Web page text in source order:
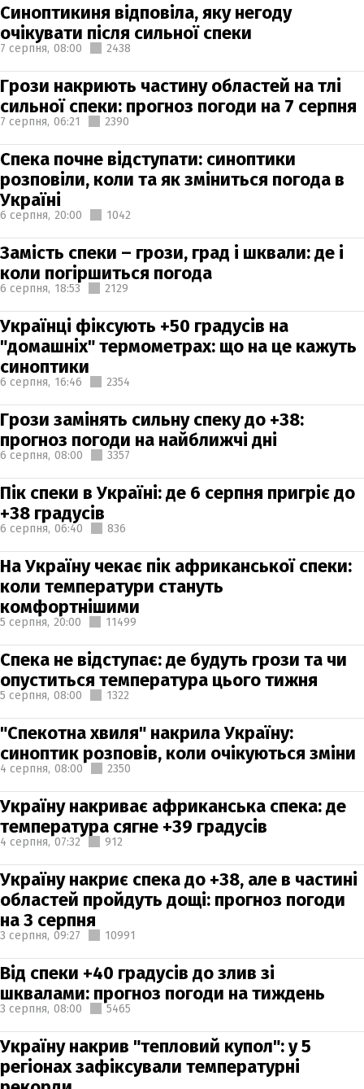
Синоптикиня відповіла, яку негоду
очікувати після сильної спеки
7 серпня, 08:00 2438
Грози накриють частину областей на тлі
сильної спеки: прогноз погоди на 7 серпня
7 серпня, 06:21 2390
Спека почне відступати: синоптики
розповіли, коли та як зміниться погода в
Україні
6 серпня, 20:00 1042
Замість спеки – грози, град і шквали: де і
коли погіршиться погода
6 серпня, 18:53 2129
Українці фіксують +50 градусів на
"домашніх" термометрах: що на це кажуть
синоптики
6 серпня, 16:46 2354
Грози замінять сильну спеку до +38:
прогноз погоди на найближчі дні
6 серпня, 08:00 3357
Пік спеки в Україні: де 6 серпня пригріє до
+38 градусів
6 серпня, 06:40 836
На Україну чекає пік африканської спеки:
коли температури стануть
комфортнішими
5 серпня, 20:00 11499
Спека не відступає: де будуть грози та чи
опуститься температура цього тижня
5 серпня, 08:00 1322
"Спекотна хвиля" накрила Україну:
синоптик розповів, коли очікуються зміни
4 серпня, 08:00 2350
Україну накриває африканська спека: де
температура сягне +39 градусів
4 серпня, 07:32 912
Україну накриє спека до +38, але в частині
областей пройдуть дощі: прогноз погоди
на 3 серпня
3 серпня, 09:27 10991
Від спеки +40 градусів до злив зі
шквалами: прогноз погоди на тиждень
3 серпня, 08:00 5465
Україну накрив "тепловий купол": у 5
регіонах зафіксували температурні